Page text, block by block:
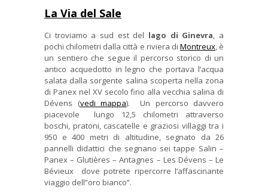
La Via del Sale
Ci troviamo a sud est del lago di Ginevra, a
pochi chilometri dalla città e riviera di Montreux, è
un sentiero che segue il percorso storico di un
antico acquedotto in legno che portava l’acqua
salata dalla sorgente salina scoperta nella zona
di Panex nel XV secolo fino alla vecchia salina di
Dévens (vedi mappa). Un percorso davvero
piacevole lungo 12,5 chilometri attraverso
boschi, pratoni, cascatelle e graziosi villaggi tra i
950 e 400 metri di altitudine, segnato da 26
pannelli didattici che segnano sei tappe Salin –
Panex – Glutières – Antagnes – Les Dévens – Le
Bévieux dove potrete ripercorre l’affascinante
viaggio dell”oro bianco”.